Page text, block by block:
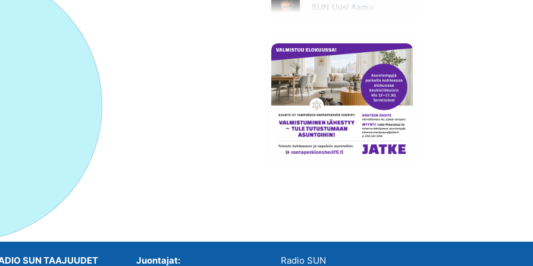
SUN Uusi Aamu
SUN TAAJUUDET Juontajat: Radio SUN